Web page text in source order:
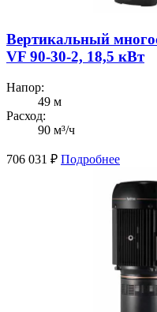
Вертикальный
VF 90-30-2, 18,5 кВт
Напор:
49 м
Расход:
90 м³/ч
706 031 ₽ Подробнее